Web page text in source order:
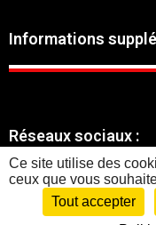
Informations
Réseaux sociaux :
Ce site utilise des
ceux que vous
Tout accepter